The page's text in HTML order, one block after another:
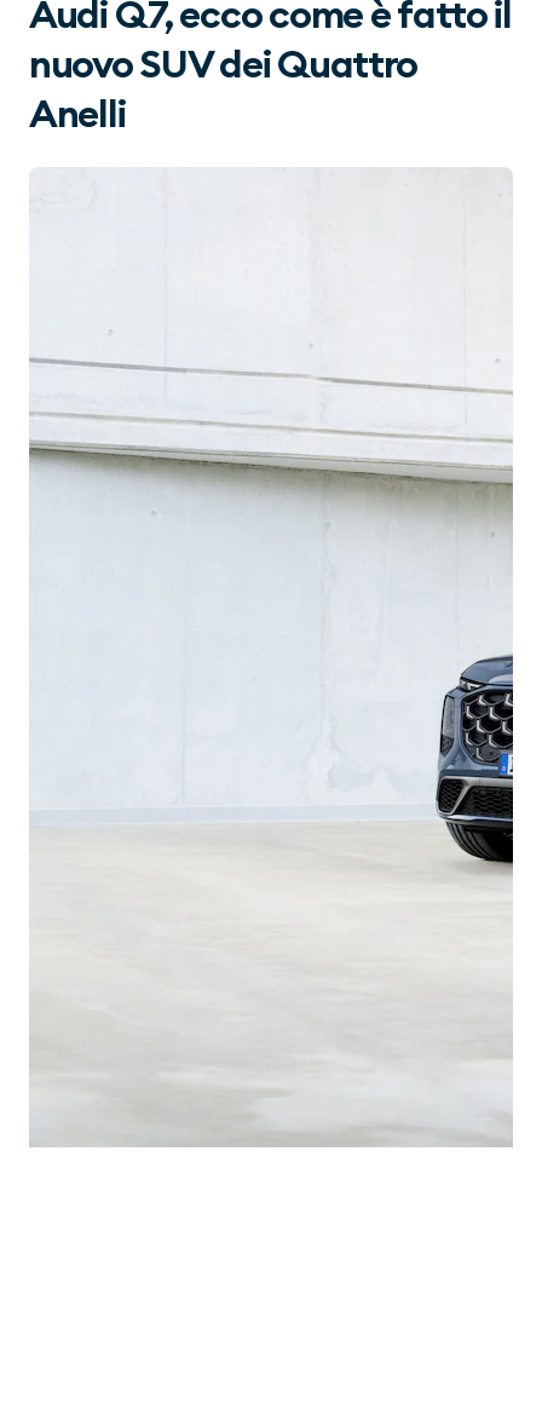
Audi Q7, ecco come è fatto il
nuovo SUV dei Quattro
Anelli